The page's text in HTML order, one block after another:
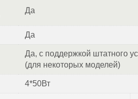
Да
Да
Да, с поддержкой штатного
(для некоторых моделей)
4*50Вт